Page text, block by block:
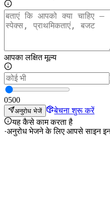
आपका लक्षित मूल्य
0500
अनुरोध भेजें
बेचना शुरू करें
यह कैसे काम करता है
·अनुरोध भेजने के लिए आपसे साइन इन